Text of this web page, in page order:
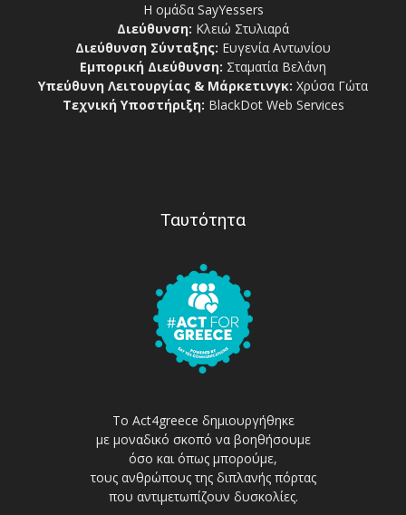
Η ομάδα SayYessers
Διεύθυνση: Κλειώ Στυλιαρά
Διεύθυνση Σύνταξης: Ευγενία Αντωνίου
Εμπορική Διεύθυνση: Σταματία Βελάνη
Υπεύθυνη Λειτουργίας & Μάρκετινγκ: Χρύσα Γώτα
Τεχνική Υποστήριξη: BlackDot Web Services
Ταυτότητα
Το Act4greece δημιουργήθηκε
με μοναδικό σκοπό να βοηθήσουμε
όσο και όπως μπορούμε,
τους ανθρώπους της διπλανής πόρτας
που αντιμετωπίζουν δυσκολίες.